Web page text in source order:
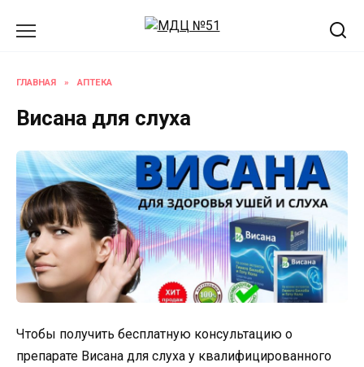
ГЛАВНАЯ » АПТЕКА
Висана для слуха
Чтобы получить бесплатную консультацию о
препарате Висана для слуха у квалифицированного